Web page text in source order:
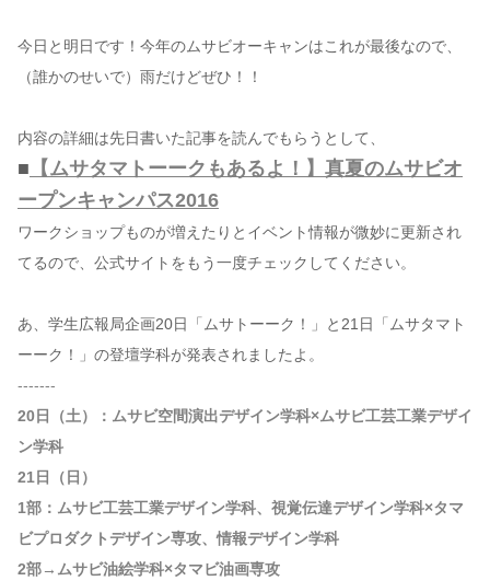
今日と明日です！今年のムサビオーキャンはこれが最後なので、
（誰かのせいで）雨だけどぜひ！！
内容の詳細は先日書いた記事を読んでもらうとして、
■ 【ムサタマトーークもあるよ！】真夏のムサビオ
ープンキャンパス2016
ワークショップものが増えたりとイベント情報が微妙に更新され
てるので、公式サイトをもう一度チェックしてください。
あ、学生広報局企画20日「ムサトーーク！」と21日「ムサタマト
ーーク！」の登壇学科が発表されましたよ。
-------
20日（土）：ムサビ空間演出デザイン学科×ムサビ工芸工業デザイ
ン学科
21日（日）
1部：ムサビ工芸工業デザイン学科、視覚伝達デザイン学科×タマ
ビプロダクトデザイン専攻、情報デザイン学科
2部→ムサビ油絵学科×タマビ油画専攻